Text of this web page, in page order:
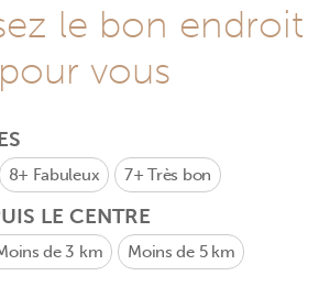
le bon endroit
pour vous
8+ Fabuleux 7+Très bon
LE CENTRE
de 3 km Moins de 5 km